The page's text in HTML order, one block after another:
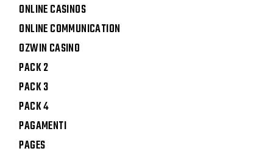
ONLINE CASINOS
ONLINE COMMUNICATION
OZWIN CASINO
PACK 2
PACK 3
PACK 4
PAGAMENTI
PAGES